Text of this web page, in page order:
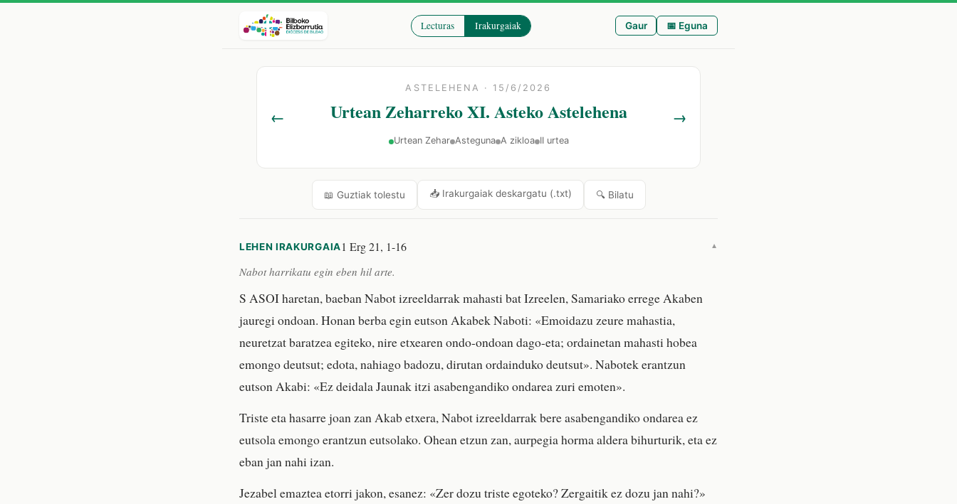
Lecturas Irakurgaiak Gaur 📅 Eguna
← →
ASTELEHENA · 15/6/2026
Urtean Zeharreko XI. Asteko Astelehena
Urtean Zehar Asteguna A zikloa II urtea
📖 Guztiak tolestu 📥 Irakurgaiak deskargatu (.txt) 🔍 Bilatu
LEHEN IRAKURGAIA1 Erg 21, 1-16 ▼
Nabot harrikatu egin eben hil arte.
S ASOI haretan, baeban Nabot izreeldarrak mahasti bat Izreelen, Samariako errege Akaben
jauregi ondoan. Honan berba egin eutson Akabek Naboti: «Emoidazu zeure mahastia,
neuretzat baratzea egiteko, nire etxearen ondo-ondoan dago-eta; ordainetan mahasti hobea
emongo deutsut; edota, nahiago badozu, dirutan ordainduko deutsut». Nabotek erantzun
eutson Akabi: «Ez deidala Jaunak itzi asabengandiko ondarea zuri emoten».
Triste eta hasarre joan zan Akab etxera, Nabot izreeldarrak bere asabengandiko ondarea ez
eutsola emongo erantzun eutsolako. Ohean etzun zan, aurpegia horma aldera bihurturik, eta ez
eban jan nahi izan.
Jezabel emaztea etorri jakon, esanez: «Zer dozu triste egoteko? Zergaitik ez dozu jan nahi?»